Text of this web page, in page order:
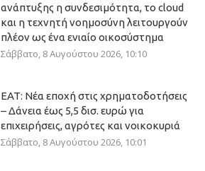
ανάπτυξης η συνδεσιμότητα, το cloud
και η τεχνητή νοημοσύνη λειτουργούν
πλέον ως ένα ενιαίο οικοσύστημα
Σάββατο, 8 Αυγούστου 2026, 10:10
ΕΑΤ: Νέα εποχή στις χρηματοδοτήσεις
– Δάνεια έως 5,5 δισ. ευρώ για
επιχειρήσεις, αγρότες και νοικοκυριά
Σάββατο, 8 Αυγούστου 2026, 10:01